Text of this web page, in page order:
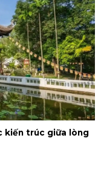
kiến trúc giữa lòng